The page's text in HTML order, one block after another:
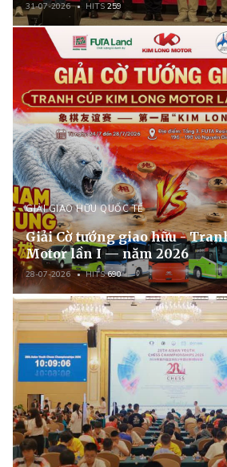
31-07-2026 HITS 259
GIẢI GIAO HỮU QUỐC TẾ
Giải Cờ tướng giao hữu - Tranh cúp Kim Long
Motor lần I — năm 2026
28-07-2026 HITS690